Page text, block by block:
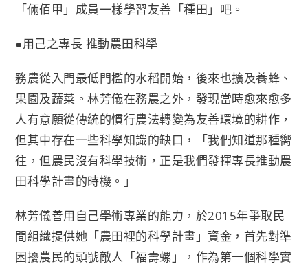
「倆佰甲」成員一樣學習友善「種田」吧。
●用己之專長 推動農田科學
務農從入門最低門檻的水稻開始，後來也擴及養蜂、
果園及蔬菜。林芳儀在務農之外，發現當時愈來愈多
人有意願從傳統的慣行農法轉變為友善環境的耕作，
但其中存在一些科學知識的缺口，「我們知道那種嚮
往，但農民沒有科學技術，正是我們發揮專長推動農
田科學計畫的時機。」
林芳儀善用自己學術專業的能力，於2015年爭取民
間組織提供她「農田裡的科學計畫」資金，首先對準
困擾農民的頭號敵人「福壽螺」，作為第一個科學實